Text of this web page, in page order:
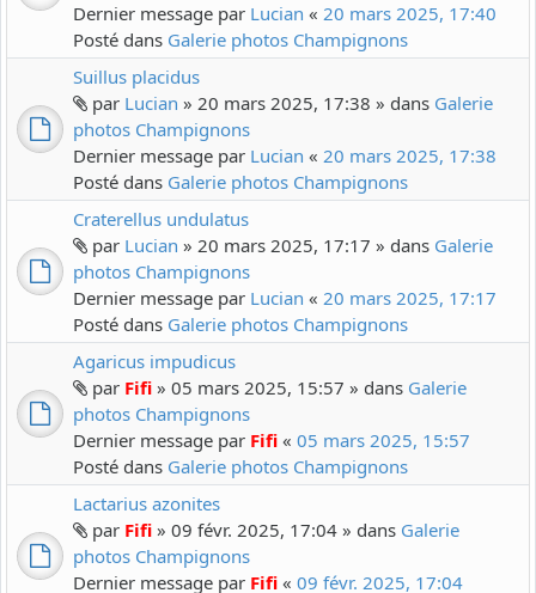
Dernier message par Lucian « 20 mars 2025, 17:40
Posté dans Galerie photos Champignons
Suillus placidus
par Lucian » 20 mars 2025, 17:38 » dans Galerie
photos Champignons
Dernier message par Lucian « 20 mars 2025, 17:38
Posté dans Galerie photos Champignons
Craterellus undulatus
par Lucian » 20 mars 2025, 17:17 » dans Galerie
photos Champignons
Dernier message par Lucian « 20 mars 2025, 17:17
Posté dans Galerie photos Champignons
Agaricus impudicus
par Fifi » 05 mars 2025, 15:57 » dans Galerie
photos Champignons
Dernier message par Fifi « 05 mars 2025, 15:57
Posté dans Galerie photos Champignons
Lactarius azonites
par Fifi » 09 févr. 2025, 17:04 » dans Galerie
photos Champignons
Dernier message par Fifi « 09 févr. 2025, 17:04